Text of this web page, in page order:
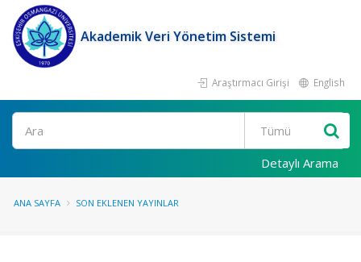
Akademik Veri Yönetim Sistemi
Araştırmacı Girişi English
Ara
Detaylı Arama
ANA SAYFA SON EKLENEN YAYINLAR